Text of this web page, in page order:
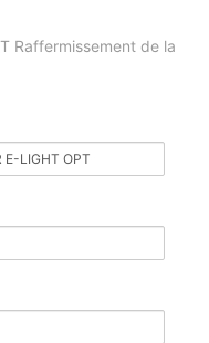
Raffermissement de la